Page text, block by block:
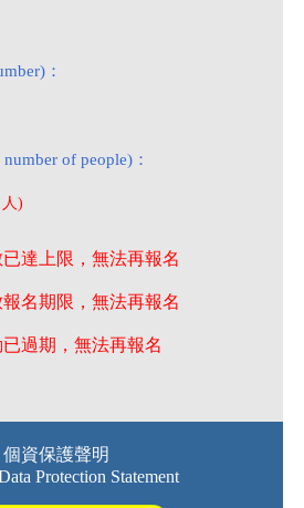
：
of people)：
)
達上限，無法再報名
名期限，無法再報名
過期，無法再報名
個資保護聲明
Protection Statement